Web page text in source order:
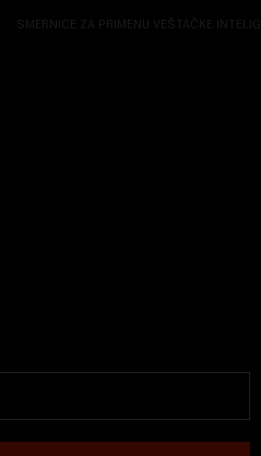
SMERNICE ZA PRIMENU VEŠTAČKE